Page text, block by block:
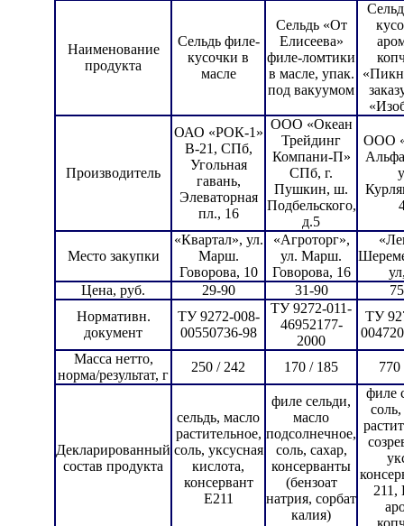
Наименование
продукта
Сельдь филе-
кусочки в
масле
Сельдь «От
Елисеева»
филе-ломтики
в масле, упак.
под вакуумом
Производитель
ОАО «РОК-1»
В-21, СПб,
Угольная
гавань,
Элеваторная
пл., 16
ООО «Океан
Трейдинг
Компани-П»
СПб, г.
Пушкин, ш.
Подбельского,
д.5
ООО
Место закупки
«Квартал», ул.
Марш.
Говорова, 10
«Агроторг»,
ул. Марш.
Говорова, 16
Цена, руб.
29-90 31-90
Нормативн.
документ
ТУ 9272-008-
00550736-98
ТУ 9272-011-
46952177-
2000
ТУ
Масса нетто,
норма/результат, г
250 / 242 170 / 185 770
Декларированный
состав продукта
сельдь, масло
растительное,
соль, уксусная
кислота,
консервант
Е211
филе сельди,
масло
подсолнечное,
соль, сахар,
консерванты
(бензоат
натрия, сорбат
калия)
филе
211,